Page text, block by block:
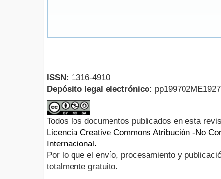
ISSN: 1316-4910
Depósito legal electrónico:
Todos los documentos publicados en esta
Licencia Creative Commons Atribución -No
Internacional.
Por lo que el envío, procesamiento y
totalmente gratuito.